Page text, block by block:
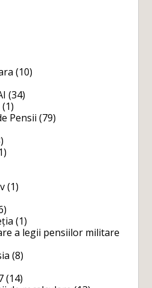
(10)
(34)
(1)
Pensii (79)
(1)
(1)
a legii pensiilor militare
(8)
(14)